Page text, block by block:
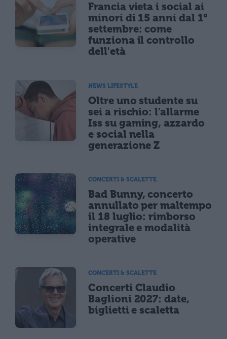
Francia vieta i social ai
minori di 15 anni dal 1°
settembre: come
funziona il controllo
dell'età
NEWS LIFESTYLE
Oltre uno studente su
sei a rischio: l'allarme
Iss su gaming, azzardo
e social nella
generazione Z
CONCERTI & SCALETTE
Bad Bunny, concerto
annullato per maltempo
il 18 luglio: rimborso
integrale e modalità
operative
CONCERTI & SCALETTE
Concerti Claudio
Baglioni 2027: date,
biglietti e scaletta